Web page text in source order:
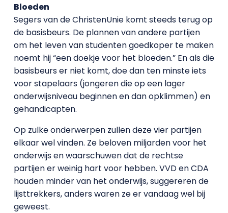
Bloeden
Segers van de ChristenUnie komt steeds terug op
de basisbeurs. De plannen van andere partijen
om het leven van studenten goedkoper te maken
noemt hij “een doekje voor het bloeden.” En als die
basisbeurs er niet komt, doe dan ten minste iets
voor stapelaars (jongeren die op een lager
onderwijsniveau beginnen en dan opklimmen) en
gehandicapten.
Op zulke onderwerpen zullen deze vier partijen
elkaar wel vinden. Ze beloven miljarden voor het
onderwijs en waarschuwen dat de rechtse
partijen er weinig hart voor hebben. VVD en CDA
houden minder van het onderwijs, suggereren de
lijsttrekkers, anders waren ze er vandaag wel bij
geweest.